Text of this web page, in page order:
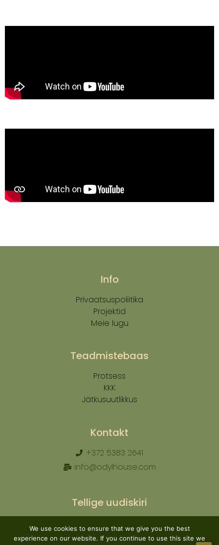
Info
Privaatsuspoliitika
Projektid
Meie lugu
Teadmistebaas
Protsess
KKK
Jätkusuutlikkus
Kontakt
+372 5383 2641
info@odylhouse.com
Tellige uudiskiri
We use cookies to ensure that we give you the best
experience on our website. If you continue to use this site we